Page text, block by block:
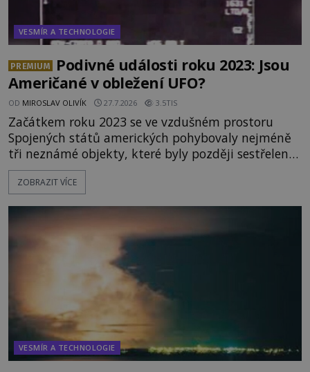
VESMÍR A TECHNOLOGIE
PREMIUM
Podivné události roku 2023: Jsou
Američané v obležení UFO?
OD MIROSLAV OLIVÍK 27.7.2026 3.5TIS
Začátkem roku 2023 se ve vzdušném prostoru
Spojených států amerických pohybovaly nejméně
tři neznámé objekty, které byly později sestřeleny.
Do dnešních dnů nebyly trosky těchto létajících
těles objeveny. Je možné, že šlo o nějaké nové
mimozemského původu? Dne 4. února roku 2023
vydává
ZOBRAZIT VÍCE
VESMÍR A TECHNOLOGIE